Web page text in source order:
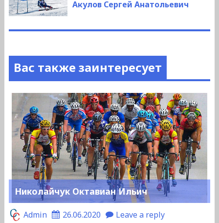
запись:
Акулов Сергей Анатольевич
Вас также заинтересует
Николайчук Октавиан Ильич
Admin 26.06.2020 Leave a reply